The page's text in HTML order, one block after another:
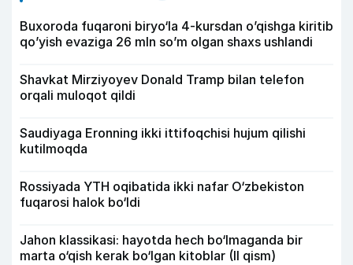
Buxoroda fuqaroni biryo‘la 4-kursdan o’qishga kiritib
qo’yish evaziga 26 mln so’m olgan shaxs ushlandi
Shavkat Mirziyoyev Donald Tramp bilan telefon
orqali muloqot qildi
Saudiyaga Eronning ikki ittifoqchisi hujum qilishi
kutilmoqda
Rossiyada YTH oqibatida ikki nafar O‘zbekiston
fuqarosi halok bo‘ldi
Jahon klassikasi: hayotda hech bo‘lmaganda bir
marta o‘qish kerak bo‘lgan kitoblar (II qism)